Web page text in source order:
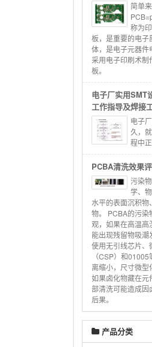
简单
称为
板，是重要的电子
体，是电子元器件
采用电子印刷术制
板。
电子厂实用SMT
工作指导及焊接
电子
久，
程中正
PCBA清洗效果
污染
学、
水平的表面沉积
物。 PCBA的污染
观，如果在高温高
能出现残留物吸
使用无引线芯片、
（CSP）和
离缩小，尺寸微型
如果卤化物藏在元
部清洗可能造成因
后果。
产品分类